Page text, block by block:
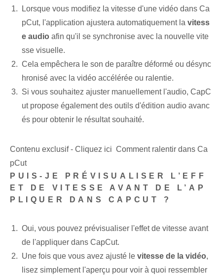
Lorsque vous modifiez la vitesse d'une vidéo dans Ca
pCut, l'application ajustera automatiquement la vitess
e audio afin qu'il se synchronise avec la nouvelle vite
sse visuelle.
Cela empêchera le son de paraître déformé ou désync
hronisé avec la vidéo accélérée ou ralentie.
Si vous souhaitez ajuster manuellement l'audio, CapC
ut propose également des outils d'édition audio avanc
és pour obtenir le résultat souhaité.
Contenu exclusif - Cliquez ici Comment ralentir dans Ca
pCut
PUIS-JE PRÉVISUALISER L’EFF
ET DE VITESSE AVANT DE L’AP
PLIQUER DANS CAPCUT ?
Oui, vous pouvez prévisualiser l'effet de vitesse avant
de l'appliquer dans CapCut.
Une fois que vous avez ajusté le vitesse de la vidéo,
lisez simplement l'aperçu pour voir à quoi ressembler